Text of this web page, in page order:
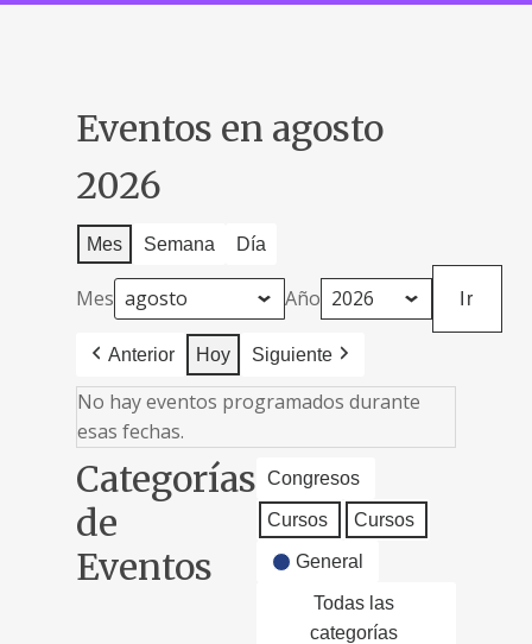
Eventos en agosto
2026
Mes Semana Día
Mes Año
Anterior Hoy Siguiente
No hay eventos programados durante
esas fechas.
Categorías
de
Eventos
Congresos
Cursos Cursos
General
Todas las
categorías